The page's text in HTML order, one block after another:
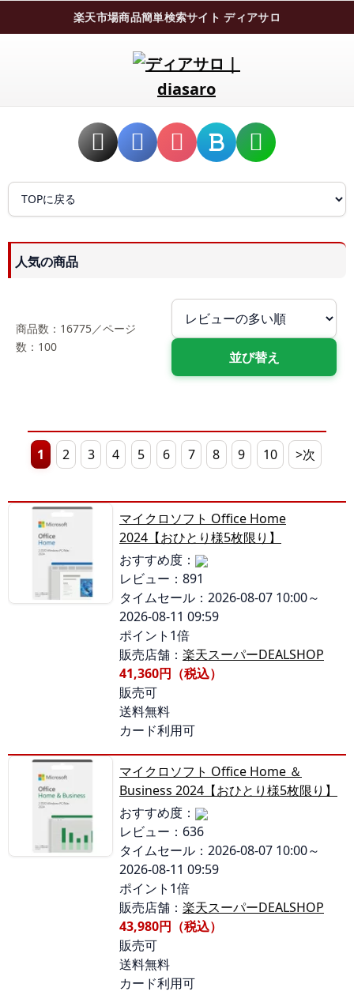
楽天市場商品簡単検索サイト ディアサロ
人気の商品
商品数：16775／ページ
数：100
1 2 3 4 5 6 7 8 9 10 >次
マイクロソフト Office Home
2024【おひとり様5枚限り】
おすすめ度：
レビュー：891
タイムセール：2026-08-07 10:00～
2026-08-11 09:59
ポイント1倍
販売店舗： 楽天スーパーDEALSHOP
41,360円（税込）
販売可
送料無料
カード利用可
マイクロソフト Office Home ＆
Business 2024【おひとり様5枚限り】
おすすめ度：
レビュー：636
タイムセール：2026-08-07 10:00～
2026-08-11 09:59
ポイント1倍
販売店舗： 楽天スーパーDEALSHOP
43,980円（税込）
販売可
送料無料
カード利用可